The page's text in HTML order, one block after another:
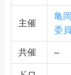
主催
亀
委
共催 –